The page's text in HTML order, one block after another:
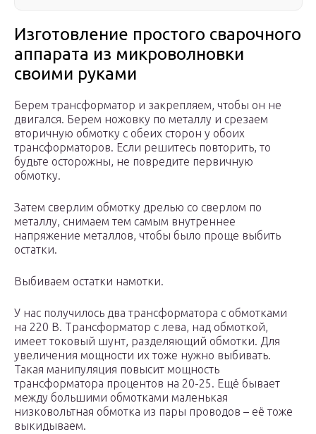
Изготовление простого сварочного
аппарата из микроволновки
своими руками
Берем трансформатор и закрепляем, чтобы он не
двигался. Берем ножовку по металлу и срезаем
вторичную обмотку с обеих сторон у обоих
трансформаторов. Если решитесь повторить, то
будьте осторожны, не повредите первичную
обмотку.
Затем сверлим обмотку дрелью со сверлом по
металлу, снимаем тем самым внутреннее
напряжение металлов, чтобы было проще выбить
остатки.
Выбиваем остатки намотки.
У нас получилось два трансформатора с обмотками
на 220 В. Трансформатор с лева, над обмоткой,
имеет токовый шунт, разделяющий обмотки. Для
увеличения мощности их тоже нужно выбивать.
Такая манипуляция повысит мощность
трансформатора процентов на 20-25. Ещё бывает
между большими обмотками маленькая
низковольтная обмотка из пары проводов – её тоже
выкидываем.